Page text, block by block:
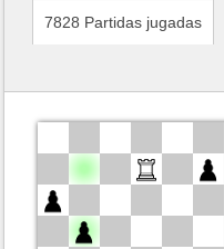
7828 Partidas jugadas